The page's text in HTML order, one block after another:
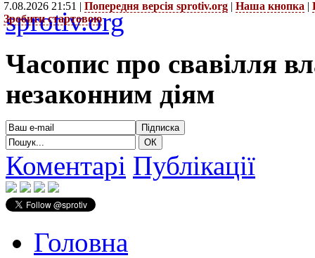
7.08.2026 21:51 | Попередня версія sprotiv.org | Наша кнопка |
Зробити стартовою
sprotiv.org
Часопис про свавілля
незаконним діям
Коментарі Публікації
Головна